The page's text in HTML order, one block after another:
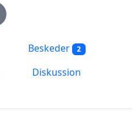
Beskeder 2
Diskussion